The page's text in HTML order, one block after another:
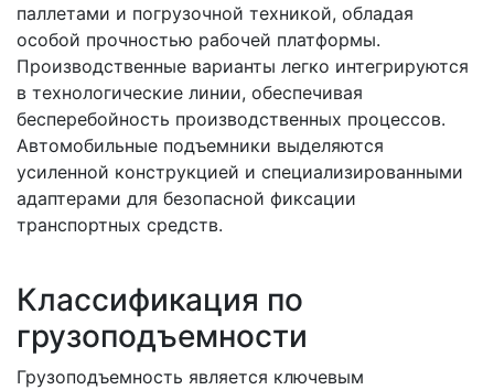
паллетами и погрузочной техникой, обладая
особой прочностью рабочей платформы.
Производственные варианты легко интегрируются
в технологические линии, обеспечивая
бесперебойность производственных процессов.
Автомобильные подъемники выделяются
усиленной конструкцией и специализированными
адаптерами для безопасной фиксации
транспортных средств.
Классификация по
грузоподъемности
Грузоподъемность является ключевым